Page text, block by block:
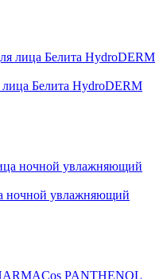
Белита HydroDERM
ночной увлажняющий